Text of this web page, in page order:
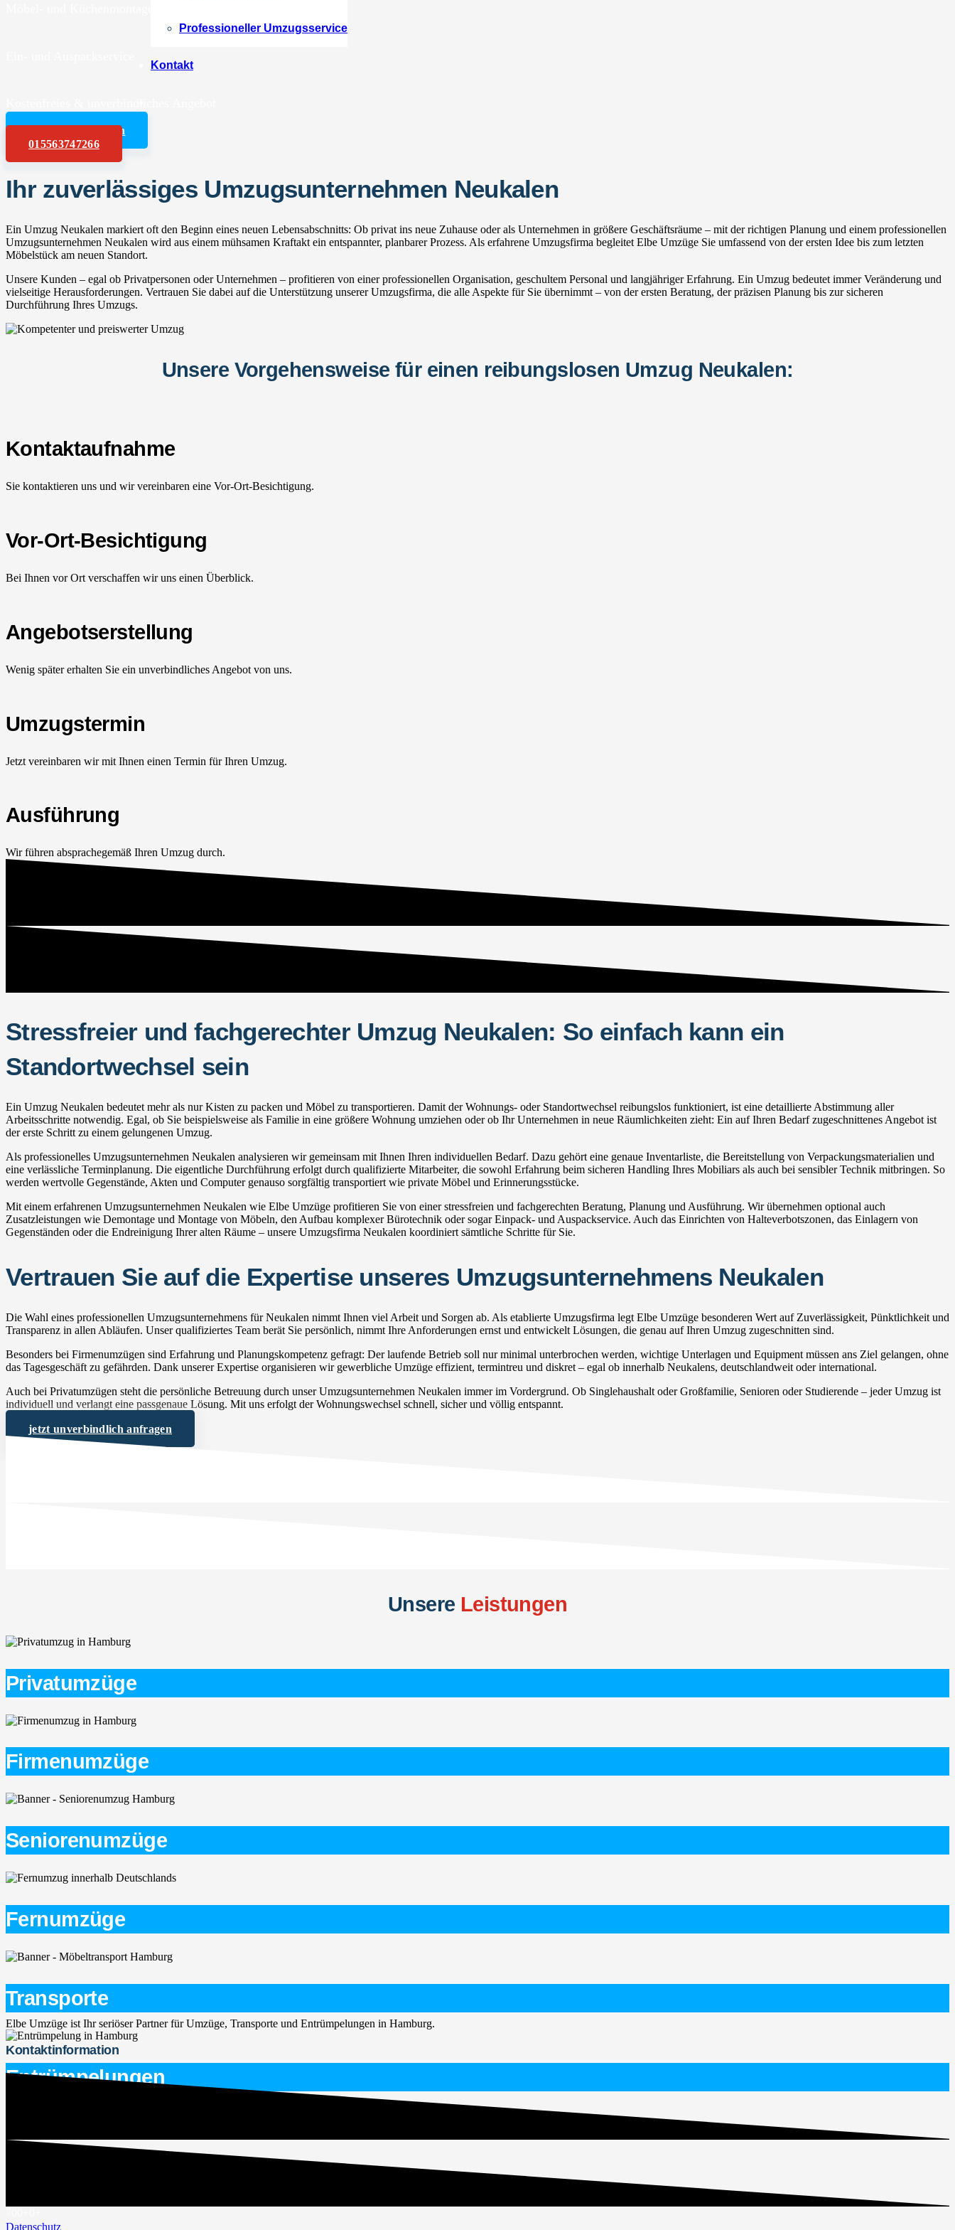
Professioneller Umzugsservice
Kontakt
Angebot anfordern
015563747266
Ihr zuverlässiges Umzugsunternehmen Neukalen
Ein Umzug Neukalen markiert oft den Beginn eines neuen Lebensabschnitts: Ob privat ins neue Zuhause oder als Unternehmen in größere Geschäftsräume – mit der richtigen Planung und einem professionellen
Umzugsunternehmen Neukalen wird aus einem mühsamen Kraftakt ein entspannter, planbarer Prozess. Als erfahrene Umzugsfirma begleitet Elbe Umzüge Sie umfassend von der ersten Idee bis zum letzten
Möbelstück am neuen Standort.
Unsere Kunden – egal ob Privatpersonen oder Unternehmen – profitieren von einer professionellen Organisation, geschultem Personal und langjähriger Erfahrung. Ein Umzug bedeutet immer Veränderung und
vielseitige Herausforderungen. Vertrauen Sie dabei auf die Unterstützung unserer Umzugsfirma, die alle Aspekte für Sie übernimmt – von der ersten Beratung, der präzisen Planung bis zur sicheren
Durchführung Ihres Umzugs.
Unsere Vorgehensweise für einen reibungslosen Umzug Neukalen:
Kontaktaufnahme
Sie kontaktieren uns und wir vereinbaren eine Vor-Ort-Besichtigung.
Vor-Ort-Besichtigung
Bei Ihnen vor Ort verschaffen wir uns einen Überblick.
Angebotserstellung
Wenig später erhalten Sie ein unverbindliches Angebot von uns.
Umzugstermin
Jetzt vereinbaren wir mit Ihnen einen Termin für Ihren Umzug.
Ausführung
Wir führen absprachegemäß Ihren Umzug durch.
Stressfreier und fachgerechter Umzug Neukalen: So einfach kann ein
Standortwechsel sein
Ein Umzug Neukalen bedeutet mehr als nur Kisten zu packen und Möbel zu transportieren. Damit der Wohnungs- oder Standortwechsel reibungslos funktioniert, ist eine detaillierte Abstimmung aller
Arbeitsschritte notwendig. Egal, ob Sie beispielsweise als Familie in eine größere Wohnung umziehen oder ob Ihr Unternehmen in neue Räumlichkeiten zieht: Ein auf Ihren Bedarf zugeschnittenes Angebot ist
der erste Schritt zu einem gelungenen Umzug.
Als professionelles Umzugsunternehmen Neukalen analysieren wir gemeinsam mit Ihnen Ihren individuellen Bedarf. Dazu gehört eine genaue Inventarliste, die Bereitstellung von Verpackungsmaterialien und
eine verlässliche Terminplanung. Die eigentliche Durchführung erfolgt durch qualifizierte Mitarbeiter, die sowohl Erfahrung beim sicheren Handling Ihres Mobiliars als auch bei sensibler Technik mitbringen. So
werden wertvolle Gegenstände, Akten und Computer genauso sorgfältig transportiert wie private Möbel und Erinnerungsstücke.
Mit einem erfahrenen Umzugsunternehmen Neukalen wie Elbe Umzüge profitieren Sie von einer stressfreien und fachgerechten Beratung, Planung und Ausführung. Wir übernehmen optional auch
Zusatzleistungen wie Demontage und Montage von Möbeln, den Aufbau komplexer Bürotechnik oder sogar Einpack- und Auspackservice. Auch das Einrichten von Halteverbotszonen, das Einlagern von
Gegenständen oder die Endreinigung Ihrer alten Räume – unsere Umzugsfirma Neukalen koordiniert sämtliche Schritte für Sie.
Vertrauen Sie auf die Expertise unseres Umzugsunternehmens Neukalen
Die Wahl eines professionellen Umzugsunternehmens für Neukalen nimmt Ihnen viel Arbeit und Sorgen ab. Als etablierte Umzugsfirma legt Elbe Umzüge besonderen Wert auf Zuverlässigkeit, Pünktlichkeit und
Transparenz in allen Abläufen. Unser qualifiziertes Team berät Sie persönlich, nimmt Ihre Anforderungen ernst und entwickelt Lösungen, die genau auf Ihren Umzug zugeschnitten sind.
Besonders bei Firmenumzügen sind Erfahrung und Planungskompetenz gefragt: Der laufende Betrieb soll nur minimal unterbrochen werden, wichtige Unterlagen und Equipment müssen ans Ziel gelangen, ohne
das Tagesgeschäft zu gefährden. Dank unserer Expertise organisieren wir gewerbliche Umzüge effizient, termintreu und diskret – egal ob innerhalb Neukalens, deutschlandweit oder international.
Auch bei Privatumzügen steht die persönliche Betreuung durch unser Umzugsunternehmen Neukalen immer im Vordergrund. Ob Singlehaushalt oder Großfamilie, Senioren oder Studierende – jeder Umzug ist
individuell und verlangt eine passgenaue Lösung. Mit uns erfolgt der Wohnungswechsel schnell, sicher und völlig entspannt.
jetzt unverbindlich anfragen
Unsere Leistungen
Privatumzüge
Firmenumzüge
Seniorenumzüge
Fernumzüge
Transporte
Entrümpelungen
Elbe Umzüge ist Ihr seriöser Partner für Umzüge, Transporte und Entrümpelungen in Hamburg.
Kontaktinformation
service@elbe-umzuege.de
Datenschutz